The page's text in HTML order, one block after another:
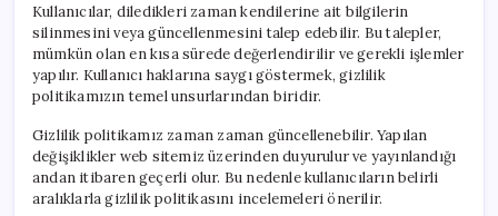
Kullanıcılar, diledikleri zaman kendilerine ait bilgilerin
silinmesini veya güncellenmesini talep edebilir. Bu talepler,
mümkün olan en kısa sürede değerlendirilir ve gerekli işlemler
yapılır. Kullanıcı haklarına saygı göstermek, gizlilik
politikamızın temel unsurlarından biridir.
Gizlilik politikamız zaman zaman güncellenebilir. Yapılan
değişiklikler web sitemiz üzerinden duyurulur ve yayınlandığı
andan itibaren geçerli olur. Bu nedenle kullanıcıların belirli
aralıklarla gizlilik politikasını incelemeleri önerilir.